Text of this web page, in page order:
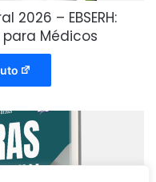
– EBSERH:
Médicos